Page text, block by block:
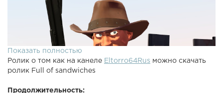
Показать полностью
Ролик о том как на канеле Eltorro64Rus можно скачать
ролик Full of sandwiches
Продолжительность: